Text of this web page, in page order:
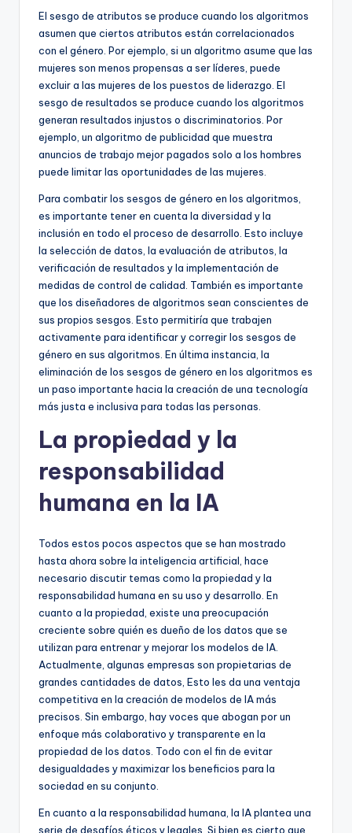
El sesgo de atributos se produce cuando los algoritmos
asumen que ciertos atributos están correlacionados
con el género. Por ejemplo, si un algoritmo asume que las
mujeres son menos propensas a ser líderes, puede
excluir a las mujeres de los puestos de liderazgo. El
sesgo de resultados se produce cuando los algoritmos
generan resultados injustos o discriminatorios. Por
ejemplo, un algoritmo de publicidad que muestra
anuncios de trabajo mejor pagados solo a los hombres
puede limitar las oportunidades de las mujeres.
Para combatir los sesgos de género en los algoritmos,
es importante tener en cuenta la diversidad y la
inclusión en todo el proceso de desarrollo. Esto incluye
la selección de datos, la evaluación de atributos, la
verificación de resultados y la implementación de
medidas de control de calidad. También es importante
que los diseñadores de algoritmos sean conscientes de
sus propios sesgos. Esto permitiría que trabajen
activamente para identificar y corregir los sesgos de
género en sus algoritmos. En última instancia, la
eliminación de los sesgos de género en los algoritmos es
un paso importante hacia la creación de una tecnología
más justa e inclusiva para todas las personas.
La propiedad y la
responsabilidad
humana en la IA
Todos estos pocos aspectos que se han mostrado
hasta ahora sobre la inteligencia artificial, hace
necesario discutir temas como la propiedad y la
responsabilidad humana en su uso y desarrollo. En
cuanto a la propiedad, existe una preocupación
creciente sobre quién es dueño de los datos que se
utilizan para entrenar y mejorar los modelos de IA.
Actualmente, algunas empresas son propietarias de
grandes cantidades de datos, Esto les da una ventaja
competitiva en la creación de modelos de IA más
precisos. Sin embargo, hay voces que abogan por un
enfoque más colaborativo y transparente en la
propiedad de los datos. Todo con el fin de evitar
desigualdades y maximizar los beneficios para la
sociedad en su conjunto.
En cuanto a la responsabilidad humana, la IA plantea una
serie de desafíos éticos y legales. Si bien es cierto que